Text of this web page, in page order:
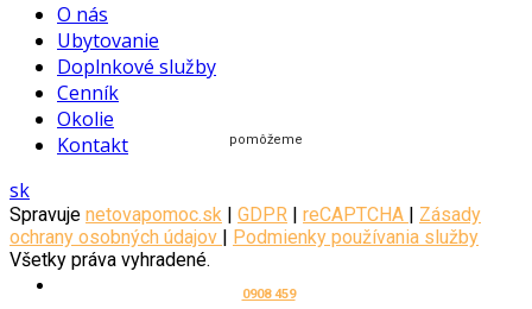
pomôžeme
0908 459
O nás
Ubytovanie
Doplnkové služby
Cenník
Okolie
Kontakt
sk
Spravuje netovapomoc.sk | GDPR | reCAPTCHA | Zásady
ochrany osobných údajov | Podmienky používania služby
Všetky práva vyhradené.